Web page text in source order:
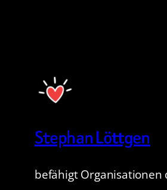
Stephan Löttgen
befähigt